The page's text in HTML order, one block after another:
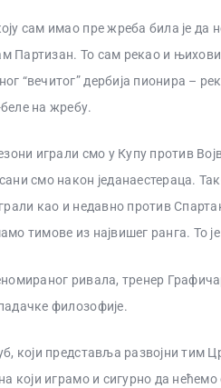
сам имао пре жреба била је да
Партизан. То сам рекао и
“вечитог” дербија пионира –
на жребу.
играли смо у Купу против
смо након једанаестераца.
као и недавно против
тимове из највишег ранга. То
ривала, тренер
филозофије.
који представља развојни тим
који играмо и сигурно да